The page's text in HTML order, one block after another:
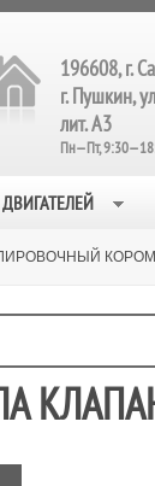
196608, г.
г. Пушкин,
лит. А3
Пн—Пт,